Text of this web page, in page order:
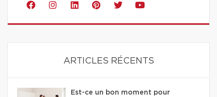
ARTICLES RÉCENTS
Est-ce un bon moment pour